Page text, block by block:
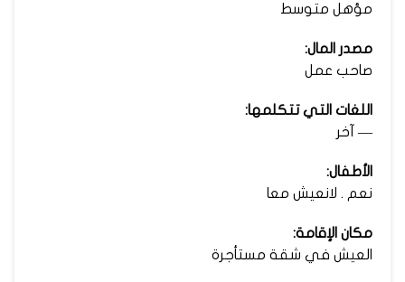
مؤهل متوسط
مصدر المال:
صاحب عمل
اللغات التي تتكلمها:
— آخر
الأطفال:
نعم . لانعيش معا
مكان الإقامة:
العيش في شقة مستأجرة